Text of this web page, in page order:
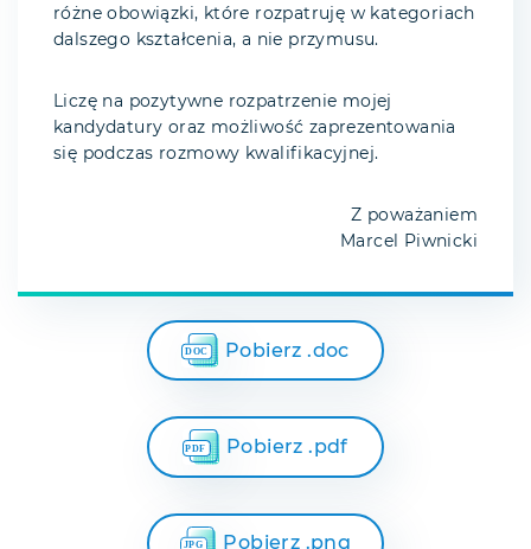
różne obowiązki, które rozpatruję w kategoriach
dalszego kształcenia, a nie przymusu.
Liczę na pozytywne rozpatrzenie mojej
kandydatury oraz możliwość zaprezentowania
się podczas rozmowy kwalifikacyjnej.
Z poważaniem
Marcel Piwnicki
Pobierz .doc
Pobierz .pdf
Pobierz .png